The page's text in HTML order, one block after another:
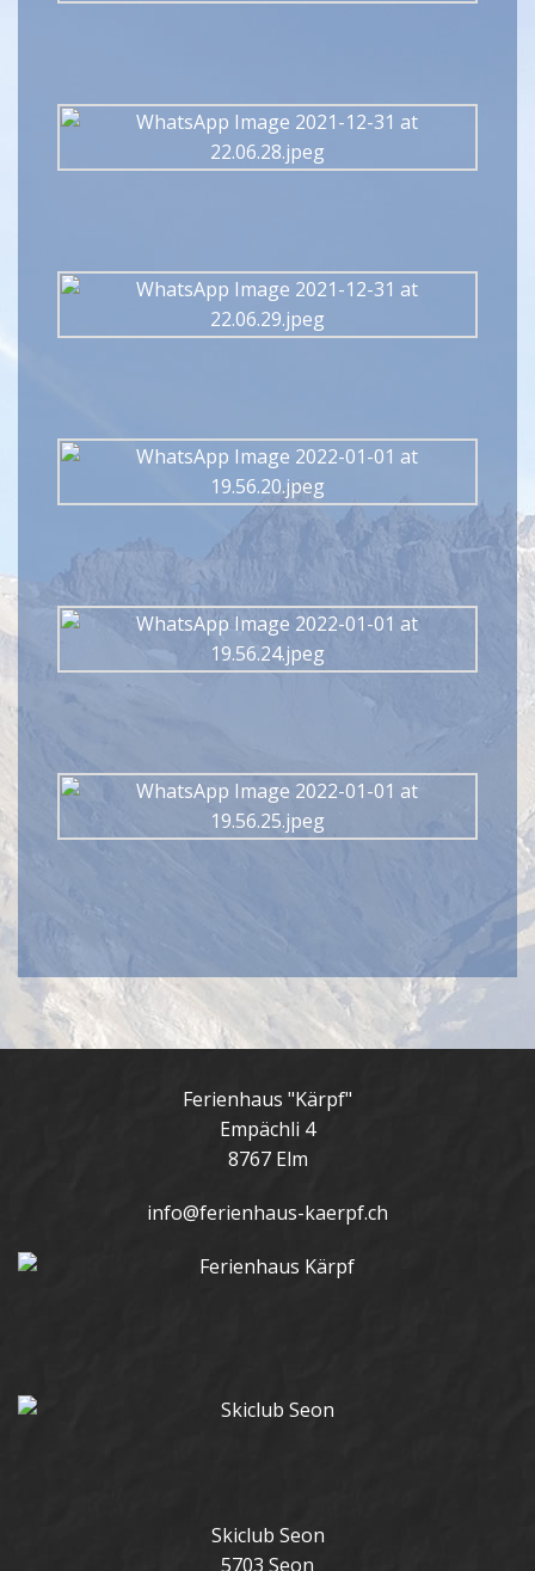
Ferienhaus "Kärpf"
Empächli 4
8767 Elm
info@ferienhaus-kaerpf.ch
Skiclub Seon
5703 Seon